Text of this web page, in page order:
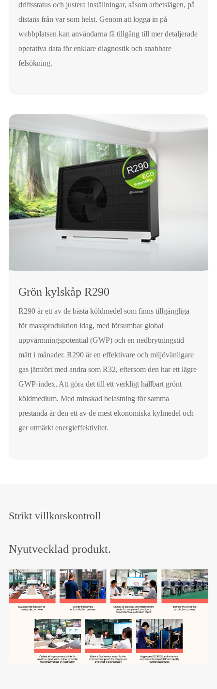
driftsstatus och justera inställningar, såsom arbetslägen, på
distans från var som helst. Genom att logga in på
webbplatsen kan användarna få tillgång till mer detaljerade
operativa data för enklare diagnostik och snabbare
felsökning.
Grön kylskåp R290
R290 är ett av de bästa köldmedel som finns tillgängliga
för massproduktion idag, med försumbar global
uppvärmningspotential (GWP) och en nedbrytningstid
mätt i månader. R290 är en effektivare och miljövänligare
gas jämfört med andra som R32, eftersom den har ett lägre
GWP-index, Att göra det till ett verkligt hållbart grönt
köldmedium. Med minskad belastning för samma
prestanda är den ett av de mest ekonomiska kylmedel och
ger utmärkt energieffektivitet.
Strikt villkorskontroll
Nyutvecklad produkt.